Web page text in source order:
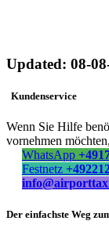
Updated: 08-
Kundenservice
Wenn Sie Hilfe
vornehmen
WhatsApp
Festnetz
Der einfachste Weg